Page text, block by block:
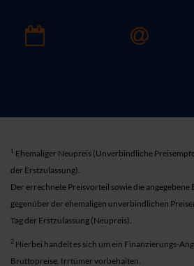
1 Ehemaliger Neupreis (Unverbindliche
der Erstzulassung).
Der errechnete Preisvorteil sowie die angegebene
gegenüber der ehemaligen unverbindlichen
Tag der Erstzulassung (Neupreis).
2 Hierbei handelt es sich um ein Finanzierungs-
Bruttopreise. Irrtümer vorbehalten.